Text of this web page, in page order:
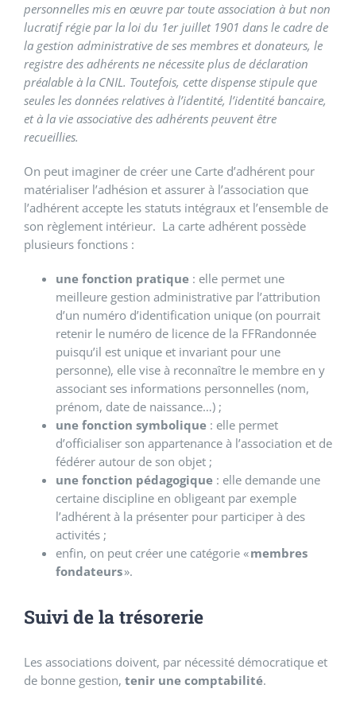
personnelles mis en œuvre par toute association à but non
lucratif régie par la loi du 1er juillet 1901 dans le cadre de
la gestion administrative de ses membres et donateurs, le
registre des adhérents ne nécessite plus de déclaration
préalable à la CNIL. Toutefois, cette dispense stipule que
seules les données relatives à l’identité, l’identité bancaire,
et à la vie associative des adhérents peuvent être
recueillies.
On peut imaginer de créer une Carte d’adhérent pour
matérialiser l’adhésion et assurer à l’association que
l’adhérent accepte les statuts intégraux et l’ensemble de
son règlement intérieur. La carte adhérent possède
plusieurs fonctions :
une fonction pratique : elle permet une
meilleure gestion administrative par l’attribution
d’un numéro d’identification unique (on pourrait
retenir le numéro de licence de la FFRandonnée
puisqu’il est unique et invariant pour une
personne), elle vise à reconnaître le membre en y
associant ses informations personnelles (nom,
prénom, date de naissance…) ;
une fonction symbolique : elle permet
d’officialiser son appartenance à l’association et de
fédérer autour de son objet ;
une fonction pédagogique : elle demande une
certaine discipline en obligeant par exemple
l’adhérent à la présenter pour participer à des
activités ;
enfin, on peut créer une catégorie «membres
fondateurs».
Suivi de la trésorerie
Les associations doivent, par nécessité démocratique et
de bonne gestion, tenir une comptabilité.